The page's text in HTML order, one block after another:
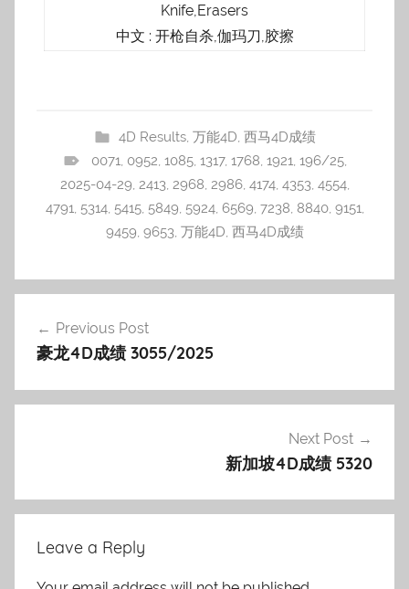
Knife,Erasers
中文 : 开枪自杀,伽玛刀,胶擦
4D Results, 万能4D, 西马4D成绩
0071, 0952, 1085, 1317, 1768, 1921, 196/25,
2025-04-29, 2413, 2968, 2986, 4174, 4353, 4554,
4791, 5314, 5415, 5849, 5924, 6569, 7238, 8840, 9151,
9459, 9653, 万能4D, 西马4D成绩
navigation
Previous Post
豪龙4D成绩 3055/2025
Next Post
新加坡4D成绩 5320
Leave a Reply